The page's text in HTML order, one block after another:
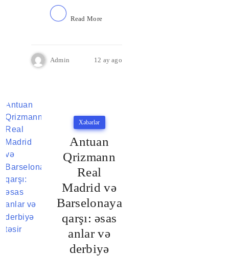
Read More
Admin 12 ay ago
Xəbərlər
Antuan
Qrizmann
Real
Madrid və
Barselonaya
qarşı: əsas
anlar və
derbiyə